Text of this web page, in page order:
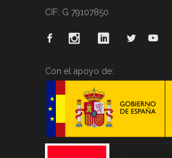
CIF: G 79107850
Con el apoyo de: